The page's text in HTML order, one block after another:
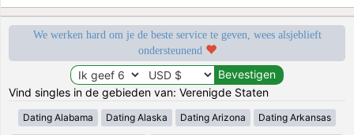
We werken hard om je de beste service te geven, wees alsjeblieft
ondersteunend
Vind singles in de gebieden van: Verenigde Staten
Dating Alabama Dating Alaska Dating Arizona Dating Arkansas